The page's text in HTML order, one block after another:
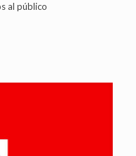
al público